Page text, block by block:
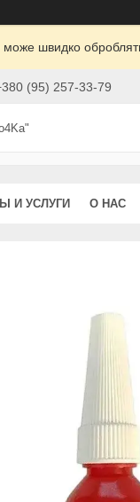
швидко
(95) 257-33-79
И УСЛУГИ О НАС